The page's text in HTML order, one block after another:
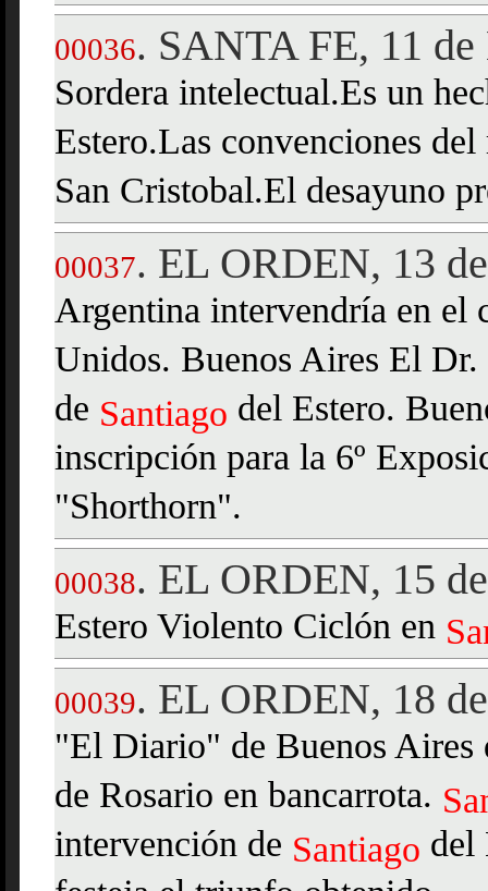
00036. SANTA FE, 11 de
Sordera intelectual.Es un
Estero.Las convenciones
San Cristobal.El desayuno
00037. EL ORDEN, 13
Argentina intervendría en el
Unidos. Buenos Aires El
de Santiago del Estero.
inscripción para la 6º
"Shorthorn".
00038. EL ORDEN, 15
Estero Violento Ciclón en
00039. EL ORDEN, 18
"El Diario" de Buenos
de Rosario en bancarrota.
intervención de Santiago del